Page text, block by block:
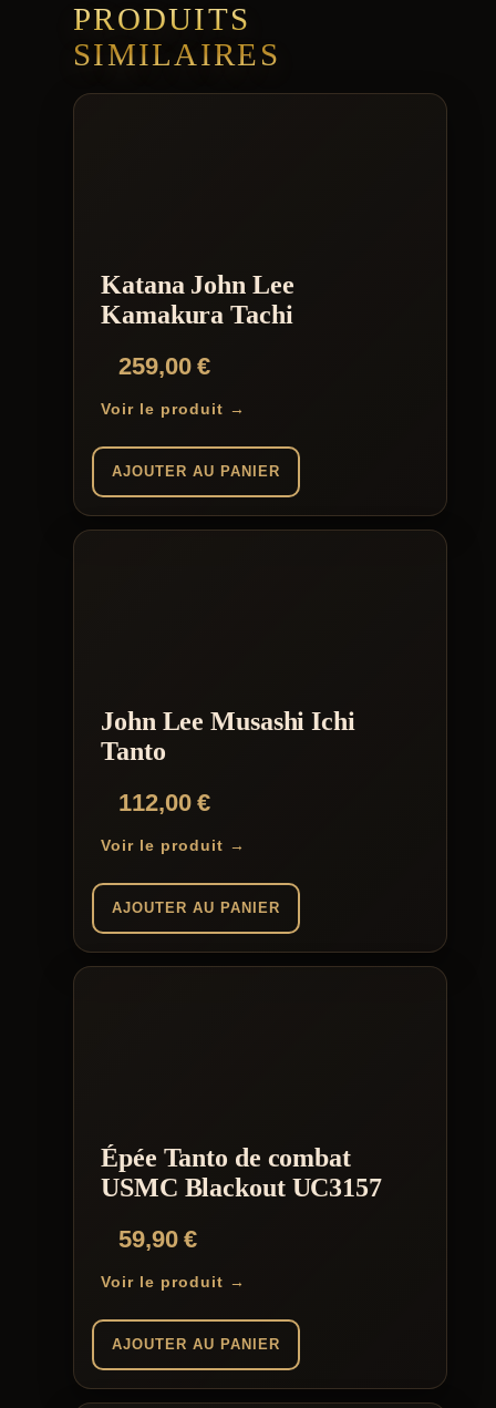
PRODUITS
SIMILAIRES
Katana John Lee
Kamakura Tachi
259,00€
Voir le produit →
AJOUTER AU PANIER
John Lee Musashi Ichi
Tanto
112,00€
Voir le produit →
AJOUTER AU PANIER
Épée Tanto de combat
USMC Blackout UC3157
59,90€
Voir le produit →
AJOUTER AU PANIER